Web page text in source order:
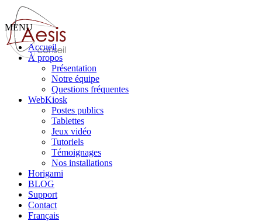
MENU
Accueil
À propos
Présentation
Notre équipe
Questions fréquentes
WebKiosk
Postes publics
Tablettes
Jeux vidéo
Tutoriels
Témoignages
Nos installations
Horigami
BLOG
Support
Contact
Français